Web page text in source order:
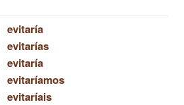
evitaría
evitarías
evitaría
evitaríamos
evitaríais